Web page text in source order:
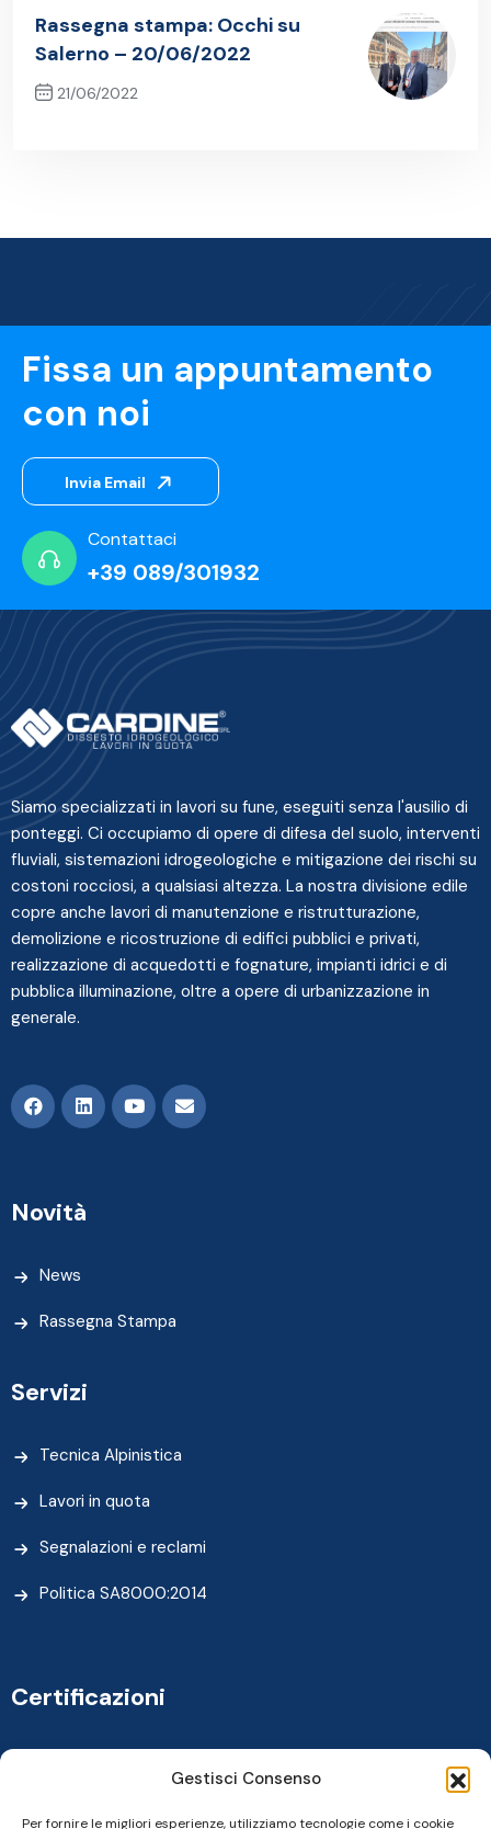
Gestisci Consenso
Per fornire le migliori esperienze, utilizziamo tecnologie come i cookie
Rassegna stampa: Occhi su
Salerno – 20/06/2022
21/06/2022
Fissa un appuntamento
con noi
Invia Email
Contattaci
+39 089/301932
Siamo specializzati in lavori su fune, eseguiti senza l'ausilio di
ponteggi. Ci occupiamo di opere di difesa del suolo, interventi
fluviali, sistemazioni idrogeologiche e mitigazione dei rischi su
costoni rocciosi, a qualsiasi altezza. La nostra divisione edile
copre anche lavori di manutenzione e ristrutturazione,
demolizione e ricostruzione di edifici pubblici e privati,
realizzazione di acquedotti e fognature, impianti idrici e di
pubblica illuminazione, oltre a opere di urbanizzazione in
generale.
Novità
News
Rassegna Stampa
Servizi
Tecnica Alpinistica
Lavori in quota
Segnalazioni e reclami
Politica SA8000:2014
Certificazioni